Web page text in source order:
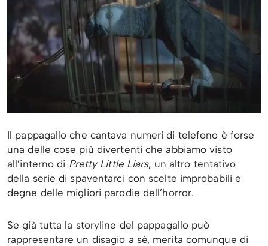
Il pappagallo che cantava numeri di telefono è forse
una delle cose più divertenti che abbiamo visto
all’interno di Pretty Little Liars, un altro tentativo
della serie di spaventarci con scelte improbabili e
degne delle migliori parodie dell’horror.
Se già tutta la storyline del pappagallo può
rappresentare un disagio a sé, merita comunque di